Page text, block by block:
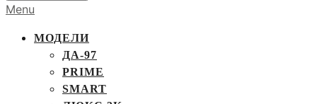
Menu
МОДЕЛИ
ДА-97
PRIME
SMART